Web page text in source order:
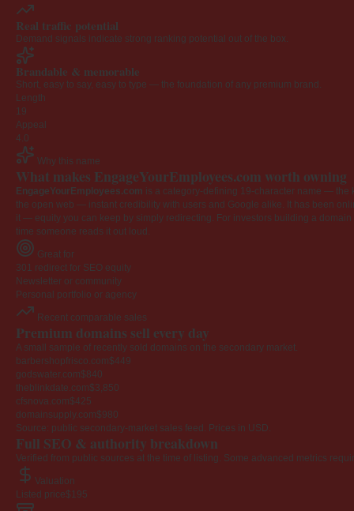
Real traffic potential
Demand signals indicate strong ranking potential out of the box.
Brandable & memorable
Short, easy to say, easy to type — the foundation of any premium brand.
Length
19
Appeal
4.0
Why this name
What makes EngageYourEmployees.com worth owning
EngageYourEmployees.com is a category-defining 19-character name — the
the open web — instant credibility with users and Google alike. It has been
it — equity you can keep by simply redirecting. For investors building a
time someone reads it out loud.
Great for
301 redirect for SEO equity
Newsletter or community
Personal portfolio or agency
Recent comparable sales
Premium domains sell every day
A small sample of recently sold domains on the secondary market.
barbershopfrisco.com$449
godswater.com$840
theblinkdate.com$3,850
cfsnova.com$425
domainsupply.com$980
Source: public secondary-market sales feed. Prices in USD.
Full SEO & authority breakdown
Verified from public sources at the time of listing. Some advanced metrics
Valuation
Listed price$195